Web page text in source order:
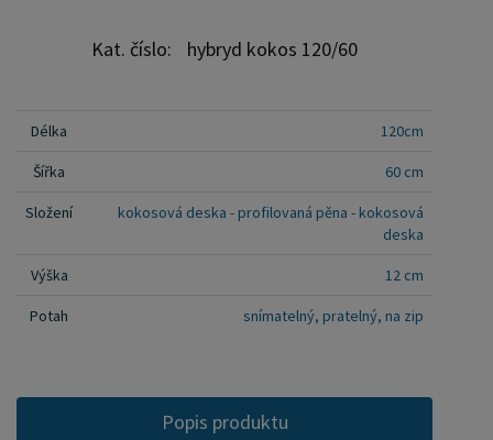
riziko vzniku plísní a roztočů, což přispívá k lepší
hygieně a zdraví dítěte. Ergonomický design:
správné rozložení váhy a poskytuje cílenou
pohodlný spánek. Hypoalergenní: materiály
použité při výrobě matrace jsou hypoalergenní a
šetrné k citlivé dětské pokožce. Matrace je ideální
volbou pro děti trpící alergiemi nebo citlivostí na
zajišťuje čisté a zdravé prostředí pro vaše dítě.
Investice do kvalitní dětské matrace je investicí do
Kat. číslo: hybryd kokos 120/60
Délka 120cm
Šířka 60 cm
Složení
kokosová deska - profilovaná pěna - kokosová
deska
Výška 12 cm
Potah snímatelný, pratelný, na zip
Popis produktu